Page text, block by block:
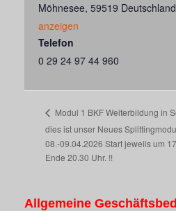
Möhnesee, 59519 Deutschland
anzeigen
Telefon
0 29 24 97 44 960
Modul 1 BKF Weiterbildung in
dies ist unser Neues
08.-09.04.2026 Start jeweils um
Ende 20.30 Uhr. !!
Allgemeine